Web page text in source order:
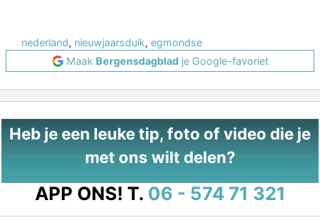
nederland, nieuwjaarsduik, egmondse
Maak Bergensdagbladje Google-favoriet
Heb je een leuke tip, foto of video die je
met ons wilt delen?
APP ONS! T. 06 - 574 71 321